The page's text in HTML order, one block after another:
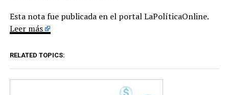
Esta nota fue publicada en el portal LaPolíticaOnline.
Leer más
RELATED TOPICS: